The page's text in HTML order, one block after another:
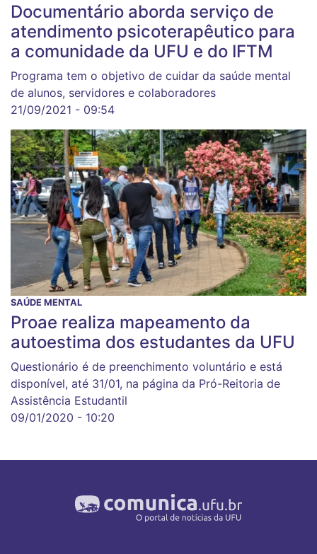
Documentário aborda serviço de
atendimento psicoterapêutico para
a comunidade da UFU e do IFTM
Programa tem o objetivo de cuidar da saúde mental
de alunos, servidores e colaboradores
21/09/2021 - 09:54
SAÚDE MENTAL
Proae realiza mapeamento da
autoestima dos estudantes da UFU
Questionário é de preenchimento voluntário e está
disponível, até 31/01, na página da Pró-Reitoria de
Assistência Estudantil
09/01/2020 - 10:20